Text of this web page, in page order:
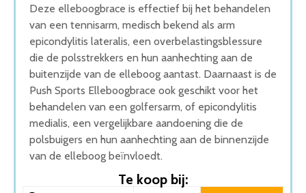
Deze elleboogbrace is effectief bij het behandelen
van een tennisarm, medisch bekend als arm
epicondylitis lateralis, een overbelastingsblessure
die de polsstrekkers en hun aanhechting aan de
buitenzijde van de elleboog aantast. Daarnaast is de
Push Sports Elleboogbrace ook geschikt voor het
behandelen van een golfersarm, of epicondylitis
medialis, een vergelijkbare aandoening die de
polsbuigers en hun aanhechting aan de binnenzijde
van de elleboog beïnvloedt.
Te koop bij: